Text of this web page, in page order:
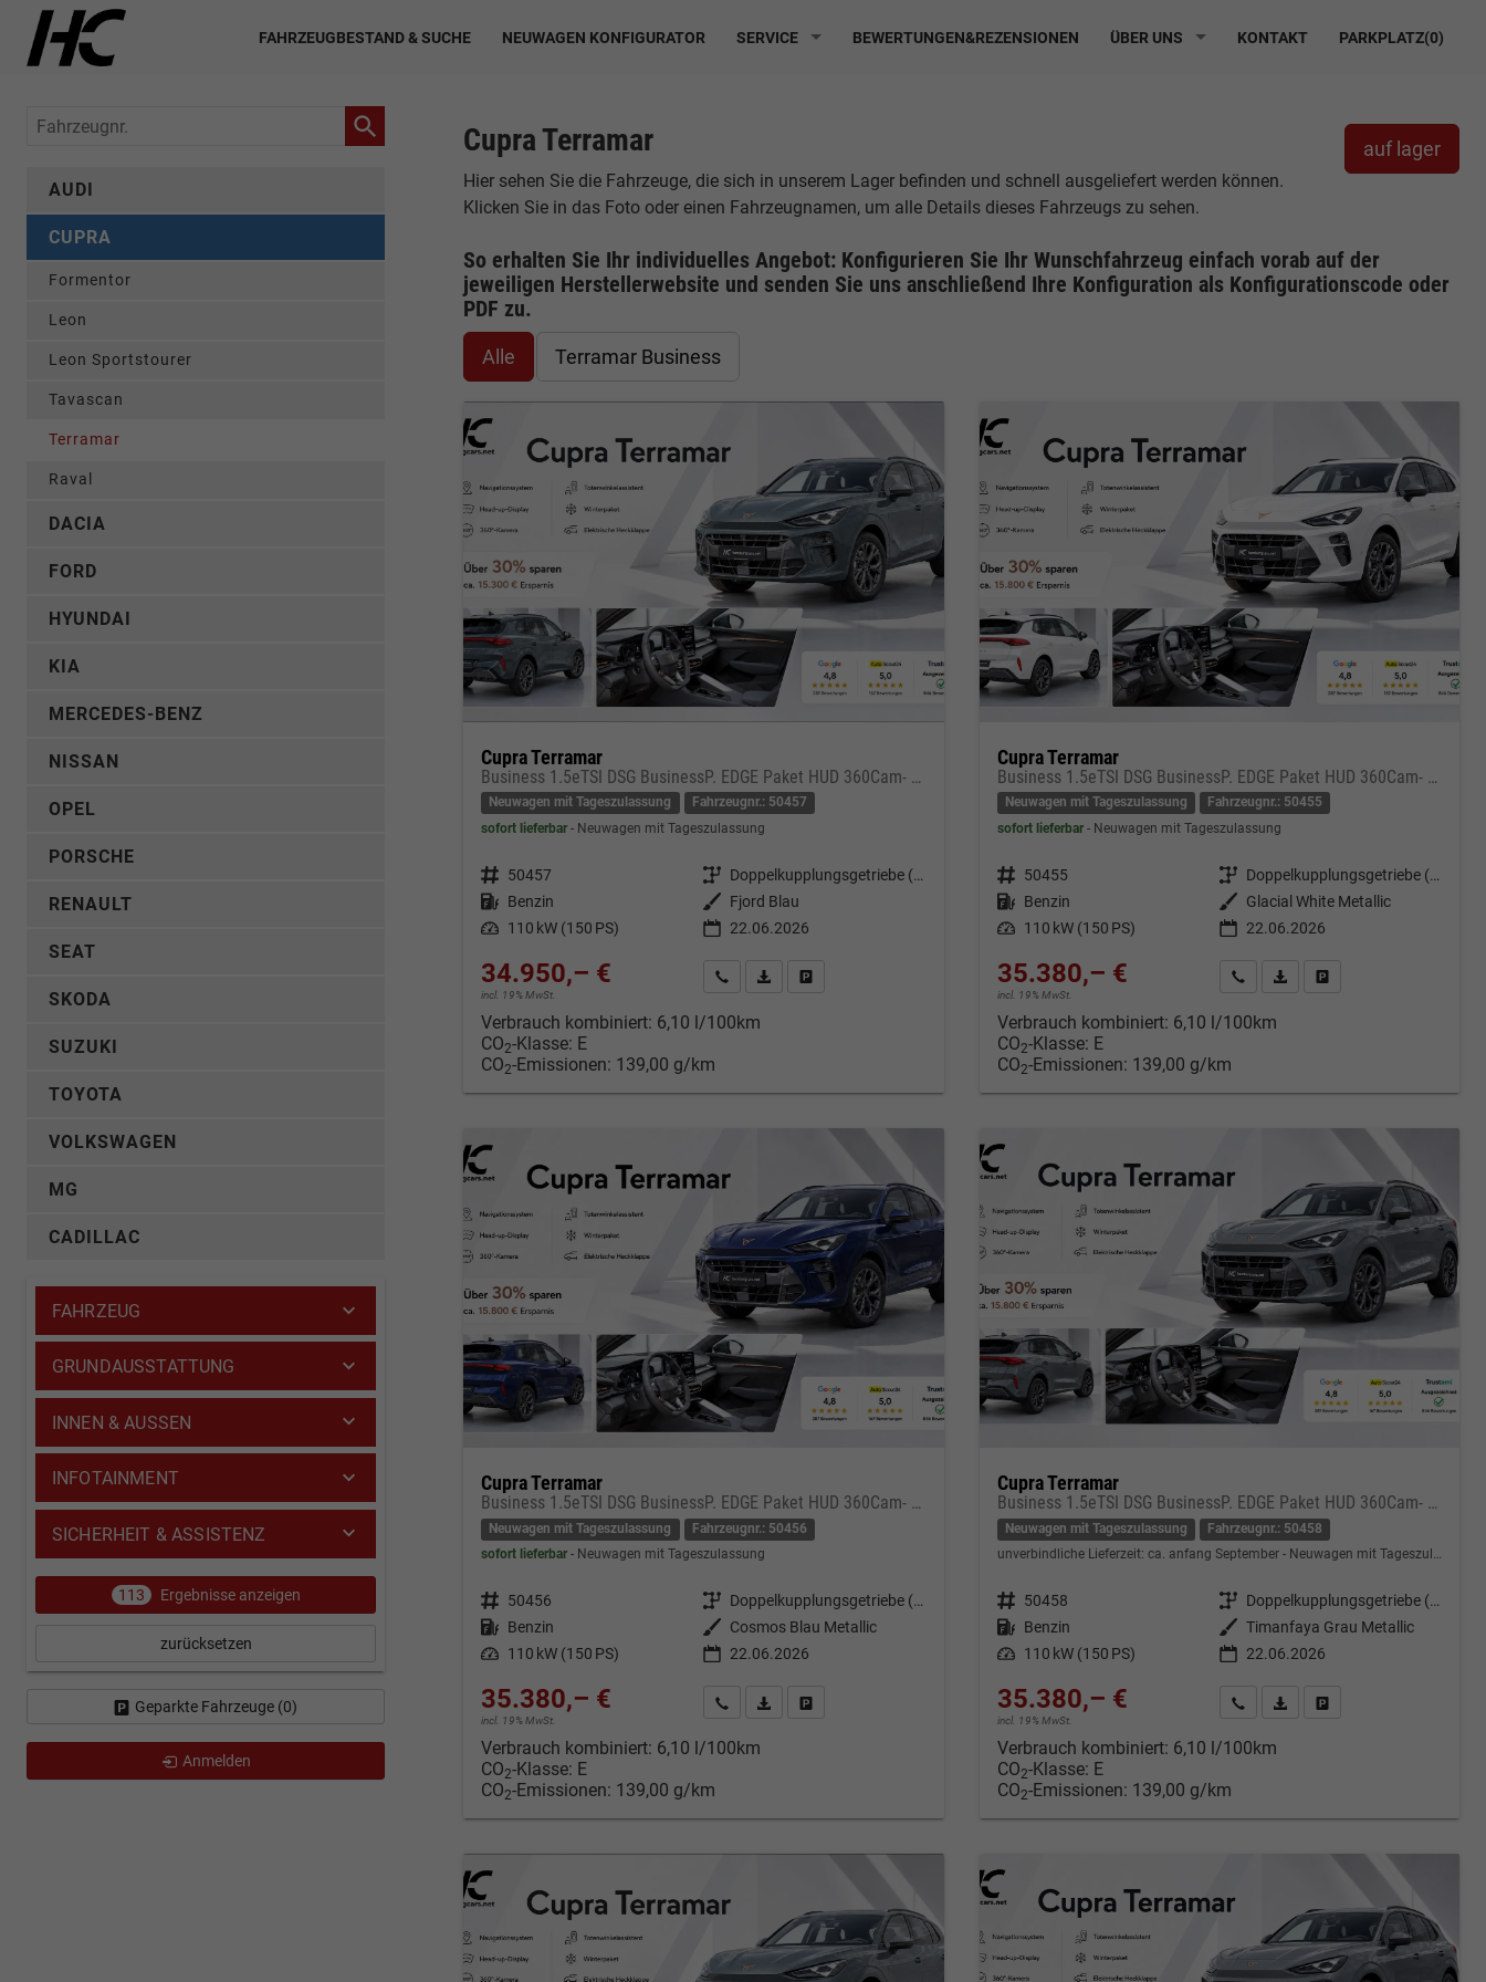
FAHRZEUGBESTAND & SUCHE NEUWAGEN KONFIGURATOR SERVICE BEWERTUNGEN&REZENSIONEN ÜBER UNS KONTAKT PARKPLATZ(0)
auf lager
Cupra Terramar
Hier sehen Sie die Fahrzeuge, die sich in unserem Lager befinden und schnell ausgeliefert werden können.
Klicken Sie in das Foto oder einen Fahrzeugnamen, um alle Details dieses Fahrzeugs zu sehen.
So erhalten Sie Ihr individuelles Angebot: Konfigurieren Sie Ihr Wunschfahrzeug einfach vorab auf der
jeweiligen Herstellerwebsite und senden Sie uns anschließend Ihre Konfiguration als Konfigurationscode oder
PDF zu.
Alle Terramar Business
Cupra Terramar
Business 1.5eTSI DSG BusinessP. EDGE Paket HUD 360Cam- DIGITAL DRIVE - INTELLIGENT L Gepäcktrennnetz
Neuwagen mit Tageszulassung
Fahrzeugnr.: 50457
sofort lieferbar
Neuwagen mit Tageszulassung
Fahrzeugnr. 50457 Getriebe
Doppelkupplungsgetriebe (DSG)
Kraftstoff Benzin Außenfarbe Fjord Blau
Leistung 110 kW (150 PS) 22.06.2026
34.950,– €
incl. 19% MwSt.
Kontakt & Angebot anfordern
PDF-Datei, Fahrzeugexposé drucken
Fahrzeug merken/Expose drucken
Verbrauch kombiniert: 6,10 l/100km
CO2-Klasse: E
CO2-Emissionen: 139,00 g/km
Cupra Terramar
Business 1.5eTSI DSG BusinessP. EDGE Paket HUD 360Cam- DIGITAL DRIVE - INTELLIGENT L Gepäcktrennnetz
Neuwagen mit Tageszulassung
Fahrzeugnr.: 50455
sofort lieferbar Neuwagen mit Tageszulassung
Fahrzeugnr. 50455 Getriebe
Doppelkupplungsgetriebe (DSG)
Kraftstoff Benzin Außenfarbe Glacial White Metallic
Leistung 110 kW (150 PS) 22.06.2026
35.380,– €
incl. 19% MwSt.
Kontakt & Angebot anfordern
PDF-Datei, Fahrzeugexposé
Fahrzeug merken/Expose
Verbrauch kombiniert: 6,10 l/100km
CO2-Klasse: E
CO2-Emissionen: 139,00 g/km
Cupra Terramar
Business 1.5eTSI DSG BusinessP. EDGE Paket HUD 360Cam- DIGITAL DRIVE - INTELLIGENT L Gepäcktrennnetz
Neuwagen mit Tageszulassung
Fahrzeugnr.: 50456
sofort lieferbar
Neuwagen mit Tageszulassung
Fahrzeugnr. 50456 Getriebe
Doppelkupplungsgetriebe (DSG)
Kraftstoff Benzin Außenfarbe
Cosmos Blau Metallic
Leistung 110 kW (150 PS) 22.06.2026
35.380,– €
incl. 19% MwSt.
Kontakt & Angebot anfordern
PDF-Datei, Fahrzeugexposé drucken
Fahrzeug merken/Expose drucken
Verbrauch kombiniert: 6,10 l/100km
CO2-Klasse: E
CO2-Emissionen: 139,00 g/km
Cupra Terramar
Business 1.5eTSI DSG BusinessP. EDGE Paket HUD 360Cam- DIGITAL DRIVE - INTELLIGENT L Gepäcktrennnetz
Neuwagen mit Tageszulassung
Fahrzeugnr.: 50458
unverbindliche Lieferzeit: ca. anfang September Neuwagen mit Tageszulassung
Fahrzeugnr. 50458 Getriebe
Doppelkupplungsgetriebe (DSG)
Kraftstoff Benzin Außenfarbe Timanfaya Grau Metallic
Leistung 110 kW (150 PS) 22.06.2026
35.380,– €
incl. 19% MwSt.
Kontakt & Angebot anfordern
PDF-Datei, Fahrzeugexposé
Fahrzeug merken/Expose
Verbrauch kombiniert: 6,10 l/100km
CO2-Klasse: E
CO2-Emissionen: 139,00 g/km
Fahrzeugnr.
AUDI
CUPRA
Formentor
Leon
Leon Sportstourer
Tavascan
Terramar
Raval
DACIA
FORD
HYUNDAI
KIA
MERCEDES-BENZ
NISSAN
OPEL
PORSCHE
RENAULT
SEAT
SKODA
SUZUKI
TOYOTA
VOLKSWAGEN
MG
CADILLAC
FAHRZEUG
GRUNDAUSSTATTUNG
INNEN & AUSSEN
INFOTAINMENT
SICHERHEIT & ASSISTENZ
113 Ergebnisse anzeigen
zurücksetzen
Geparkte Fahrzeuge (0)
Anmelden